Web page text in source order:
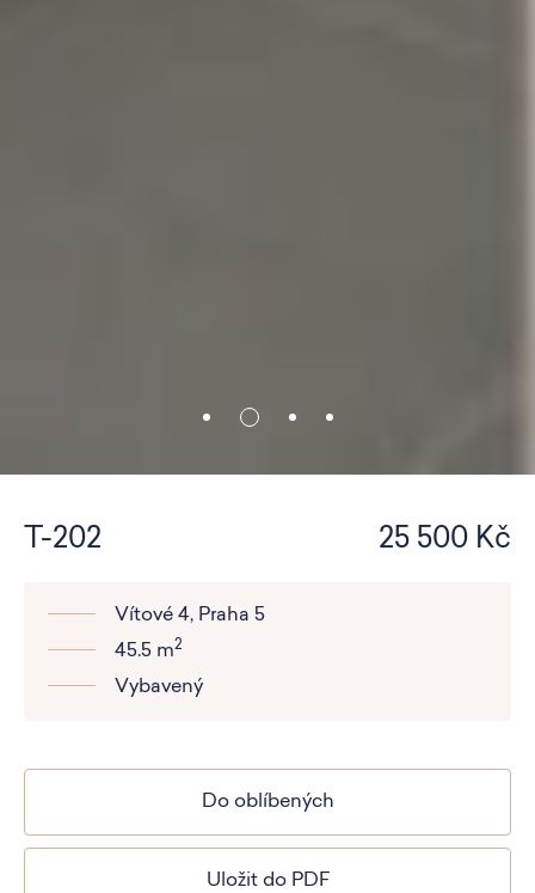
T-202 25 500 Kč
Vítové 4, Praha 5
45.5 m2
Vybavený
Do oblíbených
Uložit do PDF